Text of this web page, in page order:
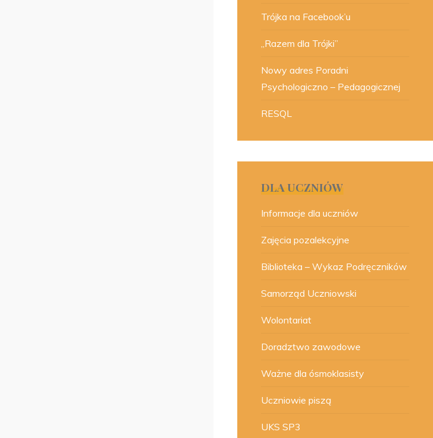
Trójka na Facebook’u
„Razem dla Trójki”
Nowy adres Poradni
Psychologiczno – Pedagogicznej
RESQL
DLA UCZNIÓW
Informacje dla uczniów
Zajęcia pozalekcyjne
Biblioteka – Wykaz Podręczników
Samorząd Uczniowski
Wolontariat
Doradztwo zawodowe
Ważne dla ósmoklasisty
Uczniowie piszą
UKS SP3